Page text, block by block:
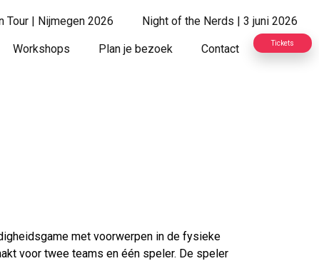
Tour | Nijmegen 2026 Night of the Nerds | 3 juni 2026
Workshops Plan je bezoek Contact Tickets
met voorwerpen in de fysieke
voor twee teams en één speler. De speler